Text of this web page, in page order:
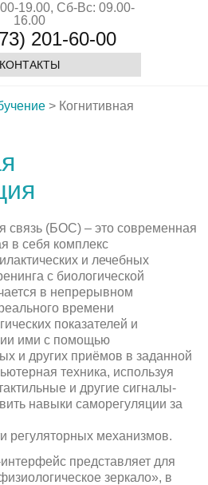
19.00, Сб-Вс: 09.00-
16.00
201-60-00
КОНТАКТЫ
> Когнитивная
связь (БОС) – это современная
в себя комплекс
и лечебных
с биологической
в непрерывном
времени
показателей и
ими с помощью
и других приёмов в заданной
техника, используя
и другие сигналы-
навыки саморегуляции за
регуляторных механизмов.
представляет для
зеркало», в